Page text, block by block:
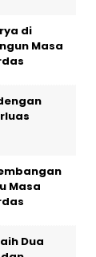
di
Masa
Masa
Dua